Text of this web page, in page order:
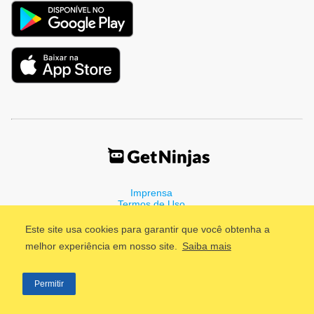
Este site usa cookies para garantir que você obtenha a
melhor experiência em nosso site. Saiba mais
Permitir
Imprensa
Termos de Uso
©2011 - 2026, GetNinjas LTDA. CNPJ 55.744.877/0001-89 - Rua
Dr. Fernandes Coelho, 85 - 3º andar - São Paulo/SP - Brasil